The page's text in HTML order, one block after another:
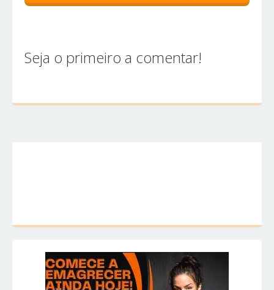
Seja o primeiro a comentar!